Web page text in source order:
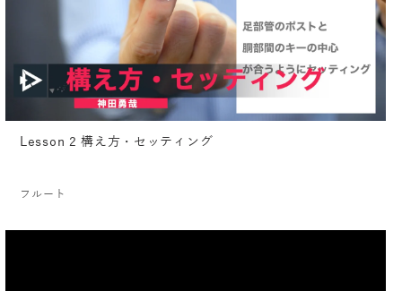
Lesson 2 構え方・セッティング
フルート